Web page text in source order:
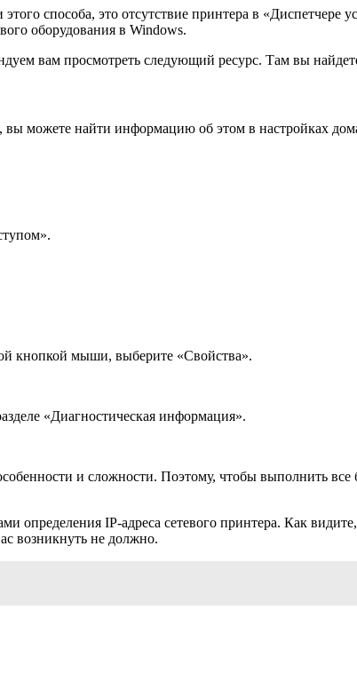
способа, это отсутствие принтера в «Диспетчере
оборудования в Windows.
вам просмотреть следующий ресурс. Там вы
вы можете найти информацию об этом в настройках
кнопкой мыши, выберите «Свойства».
«Диагностическая информация».
и сложности. Поэтому, чтобы выполнить
определения IP-адреса сетевого принтера. Как
возникнуть не должно.